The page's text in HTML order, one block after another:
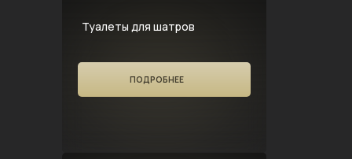
Туалеты для шатров
ПОДРОБНЕЕ